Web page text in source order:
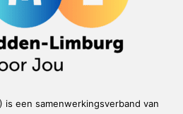
is een samenwerkingsverband van